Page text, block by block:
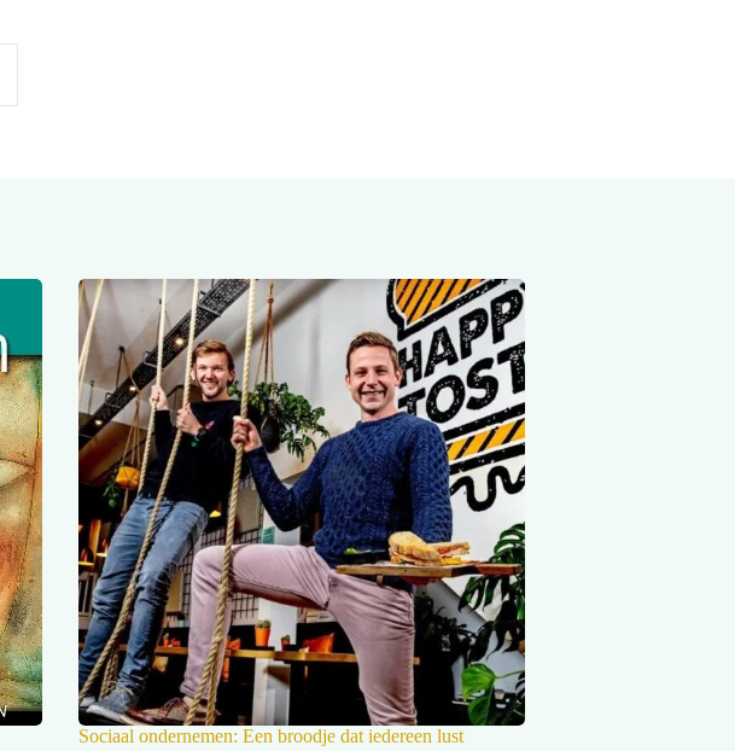
Sociaal ondernemen: Een broodje dat iedereen lust